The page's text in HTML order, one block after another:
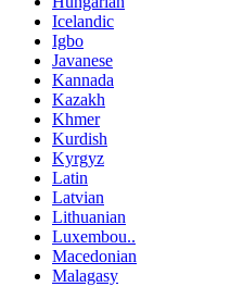
Icelandic
Igbo
Javanese
Kannada
Kazakh
Khmer
Kurdish
Kyrgyz
Latin
Latvian
Lithuanian
Luxembou..
Macedonian
Malagasy